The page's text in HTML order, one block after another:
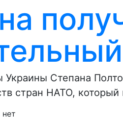
Степана
стран НАТО,